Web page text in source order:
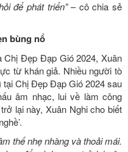
để phát triển”– cô chia sẻ
bùng nổ
Đẹp Đạp Gió 2024, Xuân
từ khán giả. Nhiều người tò
tại Chị Đẹp Đạp Gió 2024 sau
âm nhạc, lui về làm công
lại này, Xuân Nghi cho biết
thế nhẹ nhàng và thoải mái.